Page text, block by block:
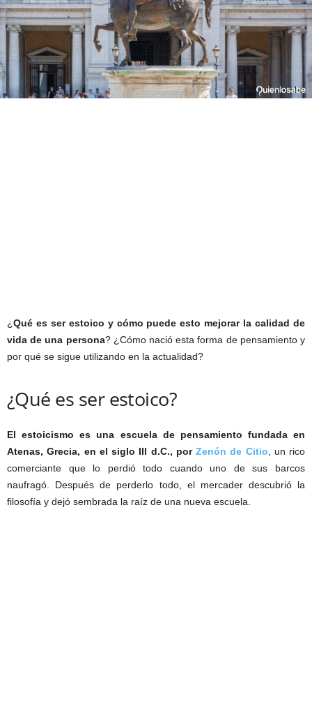
¿Qué es ser estoico y cómo puede esto mejorar la calidad de
vida de una persona? ¿Cómo nació esta forma de pensamiento y
por qué se sigue utilizando en la actualidad?
¿Qué es ser estoico?
El estoicismo es una escuela de pensamiento fundada en
Atenas, Grecia, en el siglo III d.C., por Zenón de Citio , un rico
comerciante que lo perdió todo cuando uno de sus barcos
naufragó. Después de perderlo todo, el mercader descubrió la
filosofía y dejó sembrada la raíz de una nueva escuela.